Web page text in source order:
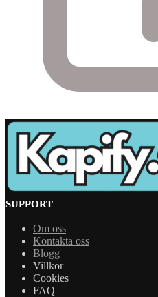
SUPPORT
Om oss
Kontakta oss
Blogg
Villkor
Cookies
FAQ